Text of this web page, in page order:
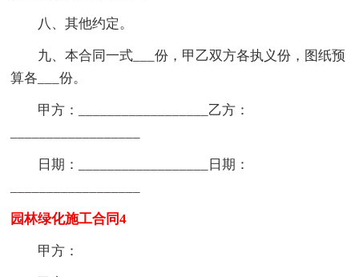
八、其他约定。
九、本合同一式___份，甲乙双方各执义份，图纸预
算各___份。
甲方：__________________乙方：
日期：__________________日期：
园林绿化施工合同4
甲方：